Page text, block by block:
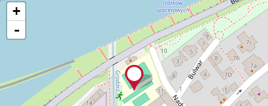
+
-